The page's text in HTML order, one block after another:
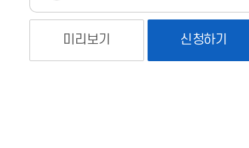
미리보기 신청하기